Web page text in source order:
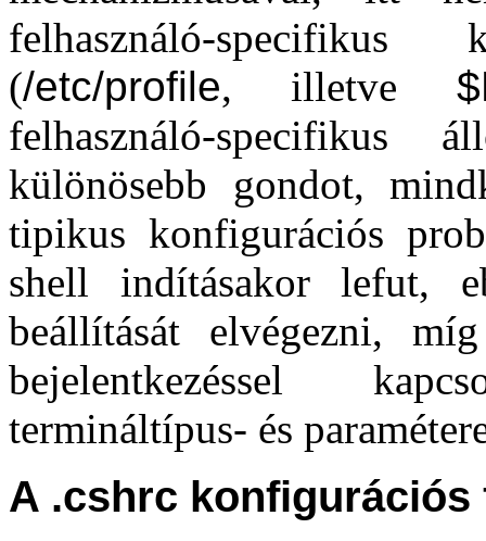
felhasználó-
(/etc/profile, illetve
felhasználó-specifikus
különösebb gondot,
tipikus konfigurációs
shell indításakor lefut,
beállítását elvégezni,
bejelentkezéssel
termináltípus- és
A .cshrc konfigurációs